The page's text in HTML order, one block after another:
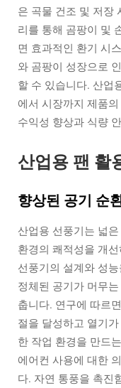
은 곡물 건조 및 저장
리를 통해 곰팡이 및
면 효과적인 환기 시
와 곰팡이 성장으로
할 수 있습니다. 산업
에서 시장까지 제품
수익성 향상과 식량
산업용 팬 활
향상된 공기 순
산업용 선풍기는 넓
환경의 쾌적성을 개
선풍기의 설계와 성
정체된 공기가 머무
춥니다. 연구에 따르
절을 달성하고 열기
한 작업 환경을 만드
에어컨 사용에 대한
다. 자연 통풍을 촉진